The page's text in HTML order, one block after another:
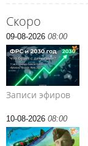
Скоро
09-08-2026 08:00
Записи эфиров
10-08-2026 08:00